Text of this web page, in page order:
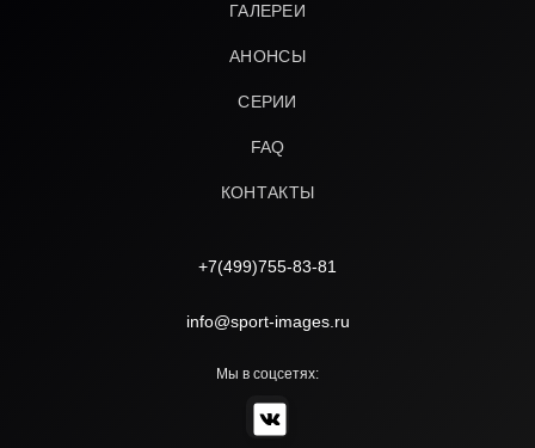
ГАЛЕРЕИ
АНОНСЫ
СЕРИИ
FAQ
КОНТАКТЫ
+7(499)755-83-81
info@sport-images.ru
Мы в соцсетях: